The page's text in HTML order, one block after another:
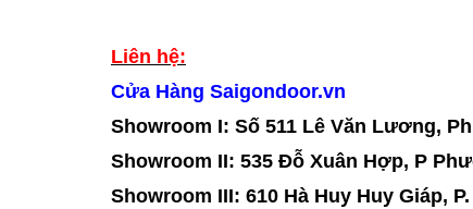
Liên hệ:
Cửa Hàng Saigondoor.vn
Showroom I: Số 511 Lê Văn Lương,
Showroom II: 535 Đỗ Xuân Hợp, P
Showroom III: 610 Hà Huy Huy Giáp,